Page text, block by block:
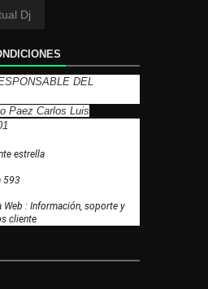
Dj
DEL
Paez Carlos Luis
estrella
593
Web : Información, soporte y
cliente